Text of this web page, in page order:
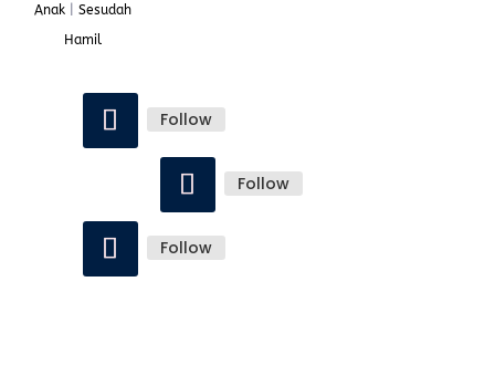
Anak| Sesudah
Hamil
Follow
Follow
Follow